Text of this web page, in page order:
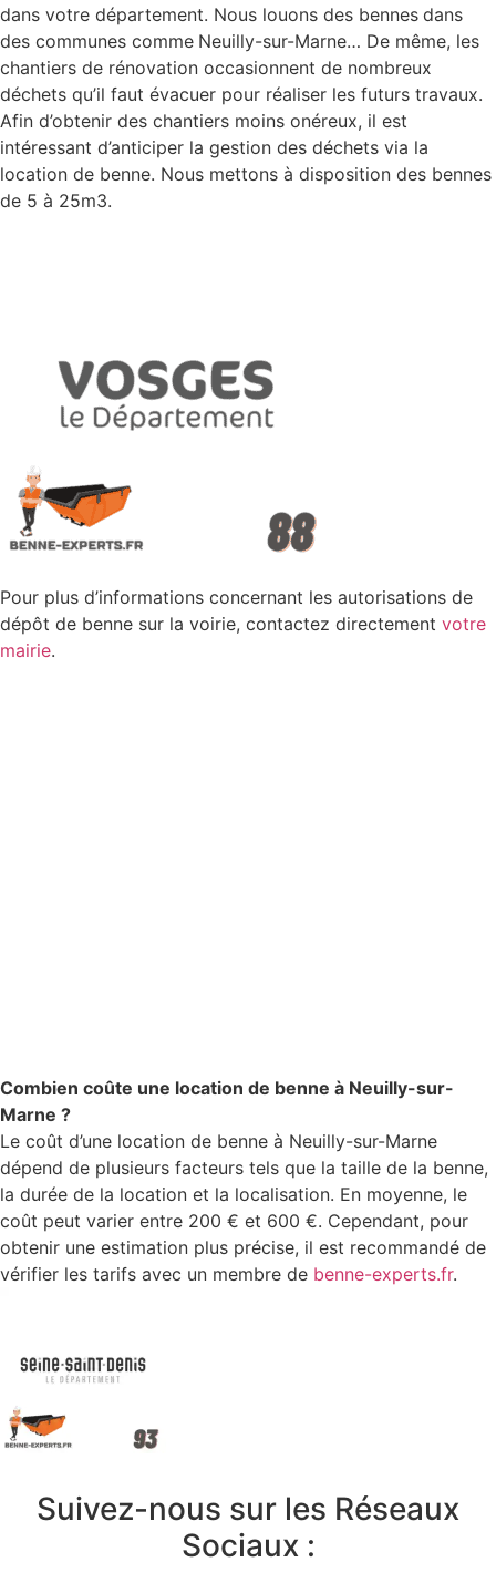
dans votre département. Nous louons des bennes dans
des communes comme Neuilly-sur-Marne… De même, les
chantiers de rénovation occasionnent de nombreux
déchets qu’il faut évacuer pour réaliser les futurs travaux.
Afin d’obtenir des chantiers moins onéreux, il est
intéressant d’anticiper la gestion des déchets via la
location de benne. Nous mettons à disposition des bennes
de 5 à 25m3.
Pour plus d’informations concernant les autorisations de
dépôt de benne sur la voirie, contactez directement votre
mairie.
Combien coûte une location de benne à Neuilly-sur-
Marne ?
Le coût d’une location de benne à Neuilly-sur-Marne
dépend de plusieurs facteurs tels que la taille de la benne,
la durée de la location et la localisation. En moyenne, le
coût peut varier entre 200 € et 600 €. Cependant, pour
obtenir une estimation plus précise, il est recommandé de
vérifier les tarifs avec un membre de benne-experts.fr.
Suivez-nous sur les Réseaux
Sociaux :